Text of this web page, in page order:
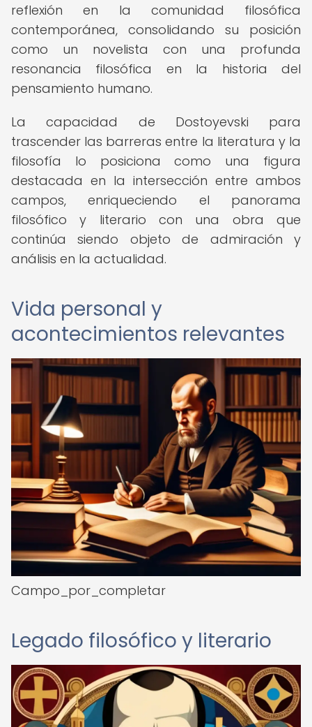
reflexión en la comunidad filosófica
contemporánea, consolidando su posición
como un novelista con una profunda
resonancia filosófica en la historia del
pensamiento humano.
La capacidad de Dostoyevski para
trascender las barreras entre la literatura y la
filosofía lo posiciona como una figura
destacada en la intersección entre ambos
campos, enriqueciendo el panorama
filosófico y literario con una obra que
continúa siendo objeto de admiración y
análisis en la actualidad.
Vida personal y
acontecimientos relevantes
Campo_por_completar
Legado filosófico y literario